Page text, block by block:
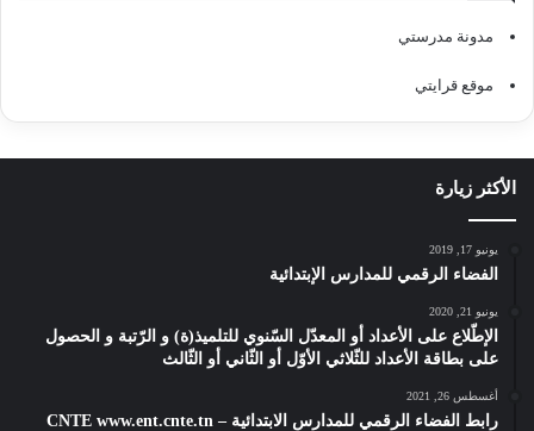
مدونة مدرستي
موقع قرايتي
الأكثر زيارة
يونيو 17, 2019
الفضاء الرقمي للمدارس الإبتدائية
يونيو 21, 2020
الإطّلاع على الأعداد أو المعدّل السّنوي للتلميذ(ة) و الرّتبة و الحصول
على بطاقة الأعداد للثّلاثي الأوّل أو الثّاني أو الثّالث
أغسطس 26, 2021
رابط الفضاء الرقمي للمدارس الابتدائية – CNTE www.ent.cnte.tn